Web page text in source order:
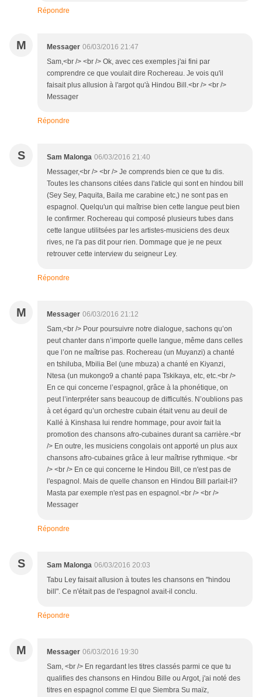
Répondre
M Messager 06/03/2016 21:47
Sam,<br /> <br /> Ok, avec ces exemples j'ai fini par
comprendre ce que voulait dire Rochereau. Je vois qu'il
faisait plus allusion à l'argot qu'à Hindou Bill.<br /> <br />
Messager
Répondre
S Sam Malonga 06/03/2016 21:40
Messager,<br /> <br /> Je comprends bien ce que tu dis.
Toutes les chansons citées dans l'aticle qui sont en hindou bill
(Sey Sey, Paquita, Baila me carabine etc,) ne sont pas en
espagnol. Quelqu'un qui maîtrise bien cette langue peut bien
le confirmer. Rochereau qui composé plusieurs tubes dans
cette langue utilitsées par les artistes-musiciens des deux
rives, ne l'a pas dit pour rien. Dommage que je ne peux
retrouver cette interview du seigneur Ley.
Répondre
M Messager 06/03/2016 21:12
Sam,<br /> Pour poursuivre notre dialogue, sachons qu’on
peut chanter dans n’importe quelle langue, même dans celles
que l’on ne maîtrise pas. Rochereau (un Muyanzi) a chanté
en tshiluba, Mbilia Bel (une mbuza) a chanté en Kiyanzi,
Ntesa (un mukongo9 a chanté papa Tskikaya, etc, etc.<br />
En ce qui concerne l’espagnol, grâce à la phonétique, on
peut l’interpréter sans beaucoup de difficultés. N’oublions pas
à cet égard qu’un orchestre cubain était venu au deuil de
Kallé à Kinshasa lui rendre hommage, pour avoir fait la
promotion des chansons afro-cubaines durant sa carrière.<br
/> En outre, les musiciens congolais ont apporté un plus aux
chansons afro-cubaines grâce à leur maîtrise rythmique. <br
/> <br /> En ce qui concerne le Hindou Bill, ce n'est pas de
l'espagnol. Mais de quelle chanson en Hindou Bill parlait-il?
Masta par exemple n'est pas en espagnol.<br /> <br />
Messager
Répondre
S Sam Malonga 06/03/2016 20:03
Tabu Ley faisait allusion à toutes les chansons en "hindou
bill". Ce n'était pas de l'espagnol avait-il conclu.
Répondre
M Messager 06/03/2016 19:30
Sam, <br /> En regardant les titres classés parmi ce que tu
qualifies des chansons en Hindou Bille ou Argot, j'ai noté des
titres en espagnol comme El que Siembra Su maïz,